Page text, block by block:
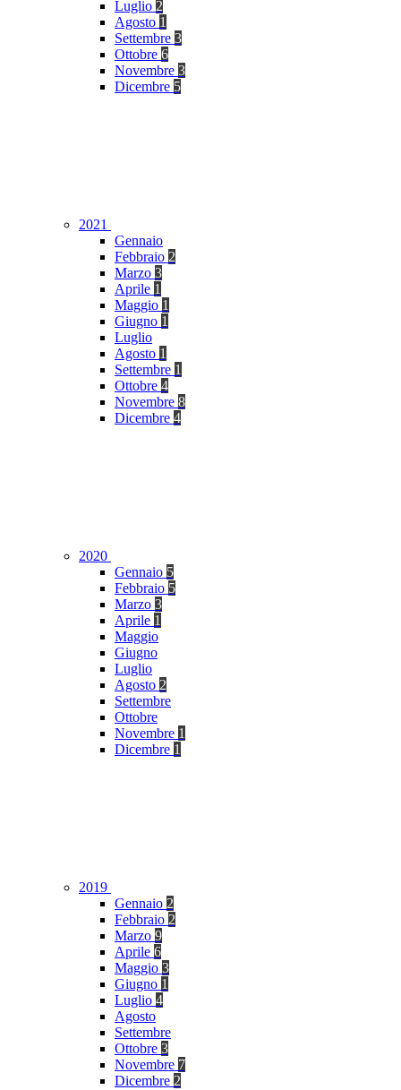
Luglio 2
Agosto 1
Settembre 3
Ottobre 6
Novembre 3
Dicembre 5
2021
Gennaio
Febbraio 2
Marzo 3
Aprile 1
Maggio 1
Giugno 1
Luglio
Agosto 1
Settembre 1
Ottobre 4
Novembre 8
Dicembre 4
2020
Gennaio 5
Febbraio 5
Marzo 3
Aprile 1
Maggio
Giugno
Luglio
Agosto 2
Settembre
Ottobre
Novembre 1
Dicembre 1
2019
Gennaio 2
Febbraio 2
Marzo 9
Aprile 6
Maggio 3
Giugno 1
Luglio 4
Agosto
Settembre
Ottobre 3
Novembre 7
Dicembre 2